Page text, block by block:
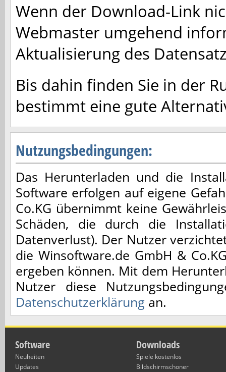
Wenn der Download-Link
Webmaster umgehend
Aktualisierung des
Bis dahin finden Sie in der
bestimmt eine gute
Nutzungsbedingungen:
Das Herunterladen und die
Software erfolgen auf eigene
Co.KG übernimmt keine
Schäden, die durch die
Datenverlust). Der Nutzer
die Winsoftware.de GmbH &
ergeben können. Mit dem
Nutzer diese
Datenschutzerklärung an.
Software
Neuheiten
Updates
Downloads
Spiele kostenlos
Bildschirmschoner